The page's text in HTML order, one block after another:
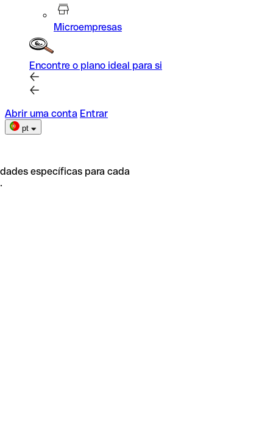
Microempresas
Encontre o plano ideal para si
Abrir uma conta Entrar
pt
específicas para cada